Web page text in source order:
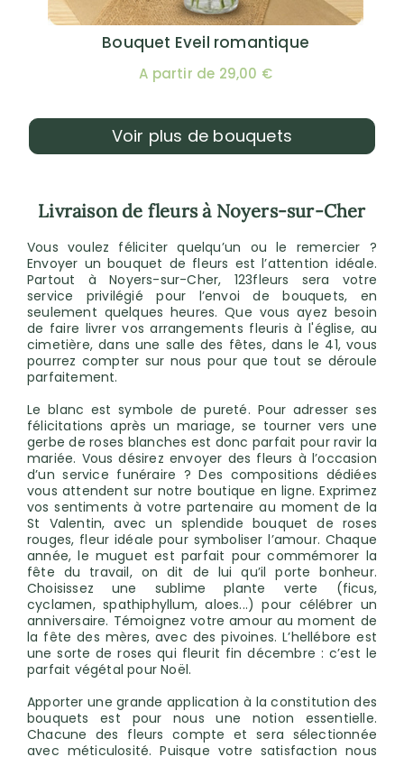
Bouquet Eveil romantique
A partir de 29,00 €
Voir plus de bouquets
Livraison de fleurs à Noyers-sur-Cher
Vous voulez féliciter quelqu’un ou le remercier ?
Envoyer un bouquet de fleurs est l’attention idéale.
Partout à Noyers-sur-Cher, 123fleurs sera votre
service privilégié pour l’envoi de bouquets, en
seulement quelques heures. Que vous ayez besoin
de faire livrer vos arrangements fleuris à l'église, au
cimetière, dans une salle des fêtes, dans le 41, vous
pourrez compter sur nous pour que tout se déroule
parfaitement.
Le blanc est symbole de pureté. Pour adresser ses
félicitations après un mariage, se tourner vers une
gerbe de roses blanches est donc parfait pour ravir la
mariée. Vous désirez envoyer des fleurs à l’occasion
d’un service funéraire ? Des compositions dédiées
vous attendent sur notre boutique en ligne. Exprimez
vos sentiments à votre partenaire au moment de la
St Valentin, avec un splendide bouquet de roses
rouges, fleur idéale pour symboliser l’amour. Chaque
année, le muguet est parfait pour commémorer la
fête du travail, on dit de lui qu’il porte bonheur.
Choisissez une sublime plante verte (ficus,
cyclamen, spathiphyllum, aloes...) pour célébrer un
anniversaire. Témoignez votre amour au moment de
la fête des mères, avec des pivoines. L’hellébore est
une sorte de roses qui fleurit fin décembre : c’est le
parfait végétal pour Noël.
Apporter une grande application à la constitution des
bouquets est pour nous une notion essentielle.
Chacune des fleurs compte et sera sélectionnée
avec méticulosité. Puisque votre satisfaction nous